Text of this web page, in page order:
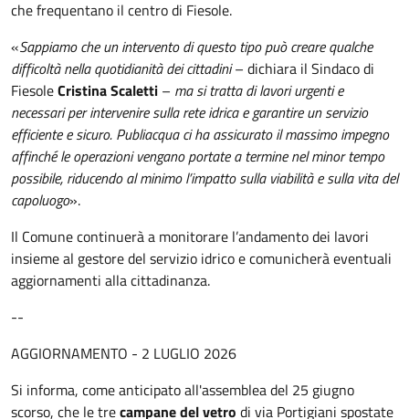
che frequentano il centro di Fiesole.
«Sappiamo che un intervento di questo tipo può creare qualche
difficoltà nella quotidianità dei cittadini– dichiara il Sindaco di
FiesoleCristina Scaletti – ma si tratta di lavori urgenti e
necessari per intervenire sulla rete idrica e garantire un servizio
efficiente e sicuro. Publiacqua ci ha assicurato il massimo impegno
affinché le operazioni vengano portate a termine nel minor tempo
possibile, riducendo al minimo l’impatto sulla viabilità e sulla vita del
capoluogo».
Il Comune continuerà a monitorare l’andamento dei lavori
insieme al gestore del servizio idrico e comunicherà eventuali
aggiornamenti alla cittadinanza.
--
AGGIORNAMENTO - 2 LUGLIO 2026
Si informa, come anticipato all'assemblea del 25 giugno
scorso, che le trecampane del vetro di via Portigiani spostate